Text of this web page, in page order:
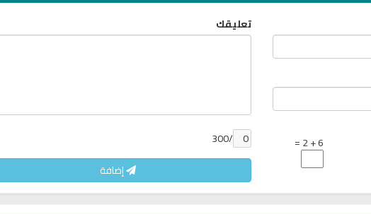
6 + 2 =
تعليقك
/300
إضافة